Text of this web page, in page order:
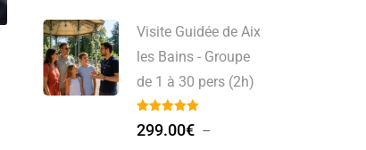
Visite Guidée de Aix
les Bains - Groupe
de 1 à 30 pers (2h)
299.00€ –